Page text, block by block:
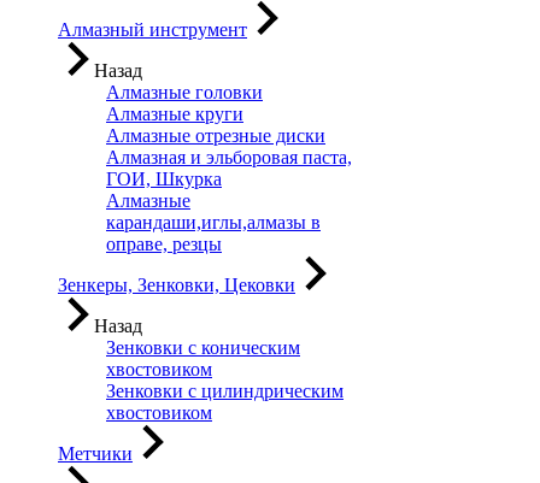
Алмазный инструмент
Назад
Алмазные головки
Алмазные круги
Алмазные отрезные диски
Алмазная и эльборовая паста,
ГОИ, Шкурка
Алмазные
карандаши,иглы,алмазы в
оправе, резцы
Зенкеры, Зенковки, Цековки
Назад
Зенковки с коническим
хвостовиком
Зенковки с цилиндрическим
хвостовиком
Метчики